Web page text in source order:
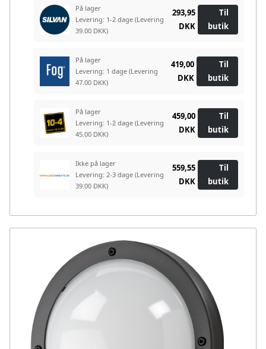
På lager
Levering: 1-2 dage (Levering
39.00 DKK)
293,95
DKK
Til
butik
På lager
Levering: 1 dage (Levering
47.00 DKK)
419,00
DKK
Til
butik
På lager
Levering: 1-2 dage (Levering
45.00 DKK)
459,00
DKK
Til
butik
Ikke på lager
Levering: 2-3 dage (Levering
39.00 DKK)
559,55
DKK
Til
butik